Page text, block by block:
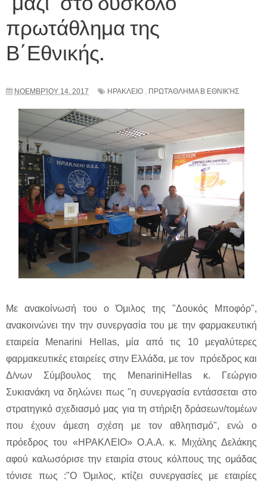
πρωτάθλημα της
Β΄Εθνικής.
ΝΟΕΜΒΡΊΟΥ 14, 2017 ΗΡΑΚΛΕΙΟ , ΠΡΩΤΆΘΛΗΜΑ Β ΕΘΝΙΚΉΣ
Με ανακοίνωσή του ο Όμιλος της "Δουκός Μποφόρ",
ανακοινώνει την την συνεργασία του με την φαρμακευτική
εταιρεία Menarini Hellas, μία από τις 10 μεγαλύτερες
φαρμακευτικές εταιρείες στην Ελλάδα, με τον πρόεδρος και
Δ/νων Σύμβουλος της MenariniHellas κ. Γεώργιο
Συκιανάκη να δηλώνει πως "η συνεργασία εντάσσεται στο
στρατηγικό σχεδιασμό μας για τη στήριξη δράσεων/τομέων
που έχουν άμεση σχέση με τον αθλητισμό", ενώ ο
πρόεδρος του «ΗΡΑΚΛΕΙΟ» Ο.Α.Α. κ. Μιχάλης Δελάκης
αφού καλωσόρισε την εταιρία στους κόλπους της ομάδας
τόνισε πως :"Ο Όμιλος, κτίζει συνεργασίες με εταιρίες